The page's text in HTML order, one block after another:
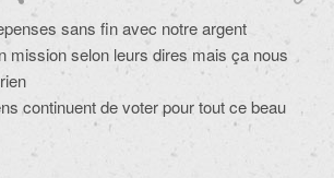
sans fin avec notre argent
mission selon leurs dires mais ça nous
continuent de voter pour tout ce beau